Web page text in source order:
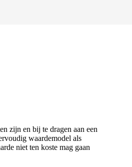
zijn en bij te dragen aan een
waardemodel als
niet ten koste mag gaan